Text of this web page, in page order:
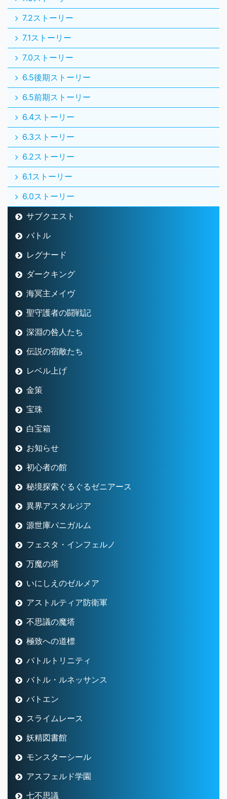
7.2ストーリー
7.1ストーリー
7.0ストーリー
6.5後期ストーリー
6.5前期ストーリー
6.4ストーリー
6.3ストーリー
6.2ストーリー
6.1ストーリー
6.0ストーリー
サブクエスト
バトル
レグナード
ダークキング
海冥主メイヴ
聖守護者の闘戦記
深淵の咎人たち
伝説の宿敵たち
レベル上げ
金策
宝珠
白宝箱
お知らせ
初心者の館
秘境探索ぐるぐるゼニアース
異界アスタルジア
源世庫パニガルム
フェスタ・インフェルノ
万魔の塔
いにしえのゼルメア
アストルティア防衛軍
不思議の魔塔
極致への道標
バトルトリニティ
バトル・ルネッサンス
バトエン
スライムレース
妖精図書館
モンスターシール
アスフェルド学園
七不思議